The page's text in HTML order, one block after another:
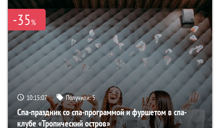
-35%
10:15:06 Получили:5
Спа-праздник со спа-программой и фуршетом в спа-
клубе «Тропический остров»